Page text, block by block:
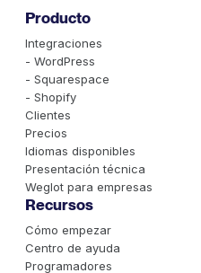
Producto
Integraciones
- WordPress
- Squarespace
- Shopify
Clientes
Precios
Idiomas disponibles
Presentación técnica
Weglot para empresas
Recursos
Cómo empezar
Centro de ayuda
Programadores